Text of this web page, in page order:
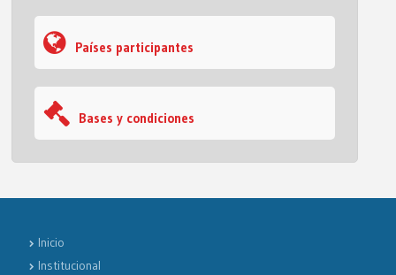
Países participantes
Bases y condiciones
Inicio
Institucional